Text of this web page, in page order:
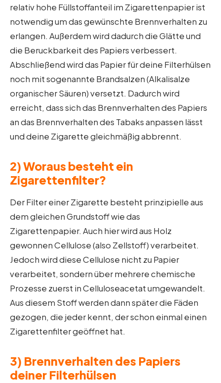
relativ hohe Füllstoffanteil im Zigarettenpapier ist
notwendig um das gewünschte Brennverhalten zu
erlangen. Außerdem wird dadurch die Glätte und
die Beruckbarkeit des Papiers verbessert.
Abschließend wird das Papier für deine Filterhülsen
noch mit sogenannte Brandsalzen (Alkalisalze
organischer Säuren) versetzt. Dadurch wird
erreicht, dass sich das Brennverhalten des Papiers
an das Brennverhalten des Tabaks anpassen lässt
und deine Zigarette gleichmäßig abbrennt.
2) Woraus besteht ein
Zigarettenfilter?
Der Filter einer Zigarette besteht prinzipielle aus
dem gleichen Grundstoff wie das
Zigarettenpapier. Auch hier wird aus Holz
gewonnen Cellulose (also Zellstoff) verarbeitet.
Jedoch wird diese Cellulose nicht zu Papier
verarbeitet, sondern über mehrere chemische
Prozesse zuerst in Celluloseacetat umgewandelt.
Aus diesem Stoff werden dann später die Fäden
gezogen, die jeder kennt, der schon einmal einen
Zigarettenfilter geöffnet hat.
3) Brennverhalten des Papiers
deiner Filterhülsen